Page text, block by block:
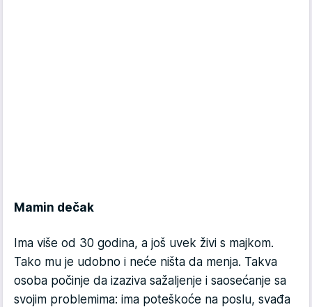
Mamin dečak
Ima više od 30 godina, a još uvek živi s majkom.
Tako mu je udobno i neće ništa da menja. Takva
osoba počinje da izaziva sažaljenje i saosećanje sa
svojim problemima: ima poteškoće na poslu, svađa